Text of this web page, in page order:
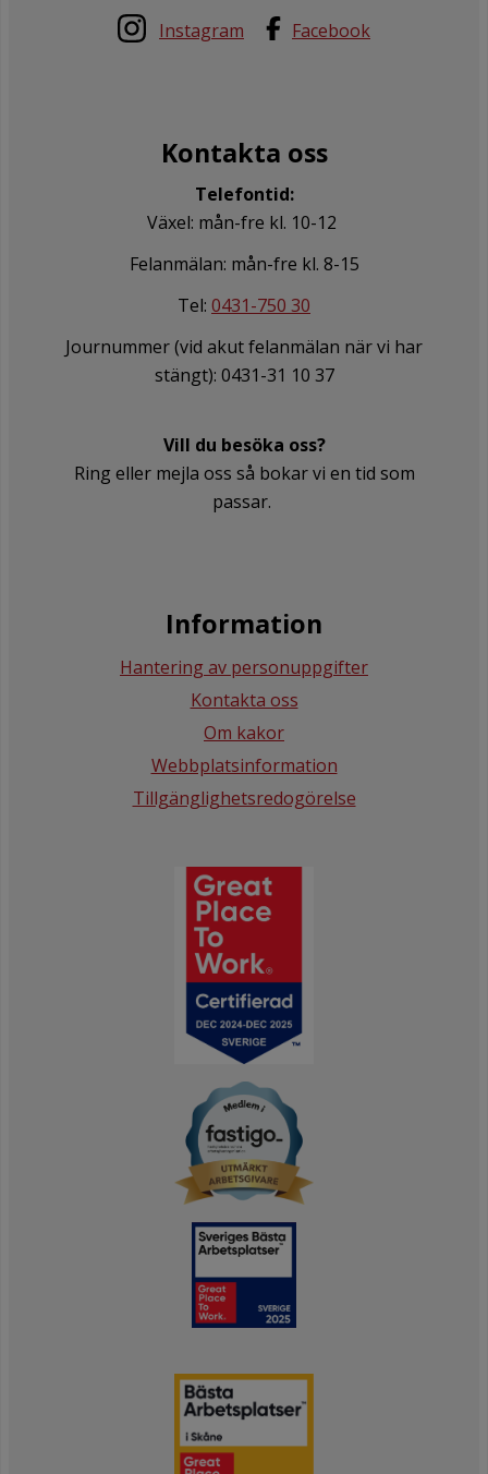
Instagram Facebook
Kontakta oss
Telefontid:
Växel: mån-fre kl. 10-12
Felanmälan: mån-fre kl. 8-15
Tel: 0431-750 30
Journummer (vid akut felanmälan när vi har
stängt): 0431-31 10 37
Vill du besöka oss?
Ring eller mejla oss så bokar vi en tid som
passar.
Information
Hantering av personuppgifter
Kontakta oss
Om kakor
Webbplatsinformation
Tillgänglighetsredogörelse